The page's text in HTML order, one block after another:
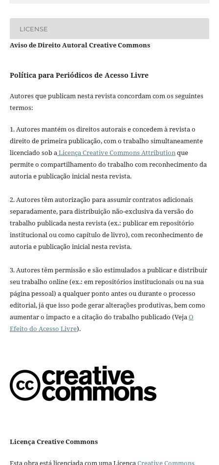
LICENSE
Aviso de Direito Autoral Creative Commons
Política para Periódicos de Acesso Livre
Autores que publicam nesta revista concordam com os seguintes
termos:
1. Autores mantém os direitos autorais e concedem à revista o
direito de primeira publicação, com o trabalho simultaneamente
licenciado sob aLicença Creative Commons Attributionque
permite o compartilhamento do trabalho com reconhecimento da
autoria e publicação inicial nesta revista.
2. Autores têm autorização para assumir contratos adicionais
separadamente, para distribuição não-exclusiva da versão do
trabalho publicada nesta revista (ex.: publicar em repositório
institucional ou como capítulo de livro), com reconhecimento de
autoria e publicação inicial nesta revista.
3. Autores têm permissão e são estimulados a publicar e distribuir
seu trabalho online (ex.: em repositórios institucionais ou na sua
página pessoal) a qualquer ponto antes ou durante o processo
editorial, já que isso pode gerar alterações produtivas, bem como
aumentar o impacto e a citação do trabalho publicado (VejaO
Efeito do Acesso Livre).
Licença Creative Commons
Esta obra está licenciada com uma Licença Creative Commons